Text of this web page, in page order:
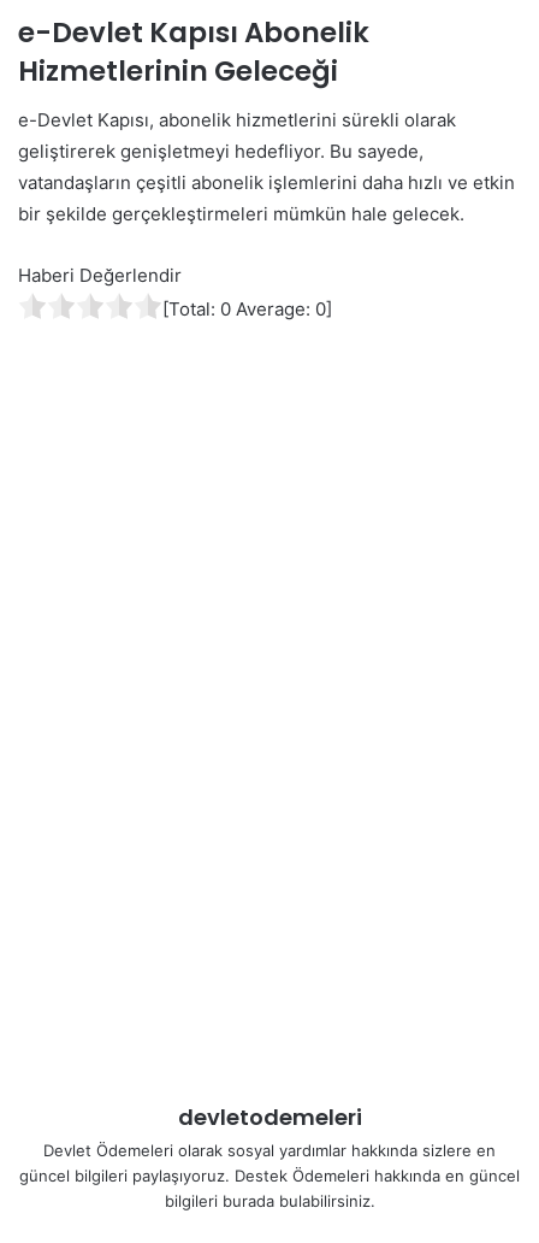
e-Devlet Kapısı Abonelik
Hizmetlerinin Geleceği
e-Devlet Kapısı, abonelik hizmetlerini sürekli olarak
geliştirerek genişletmeyi hedefliyor. Bu sayede,
vatandaşların çeşitli abonelik işlemlerini daha hızlı ve etkin
bir şekilde gerçekleştirmeleri mümkün hale gelecek.
Haberi Değerlendir
[Total: 0 Average: 0]
devletodemeleri
Devlet Ödemeleri olarak sosyal yardımlar hakkında sizlere en
güncel bilgileri paylaşıyoruz. Destek Ödemeleri hakkında en güncel
bilgileri burada bulabilirsiniz.